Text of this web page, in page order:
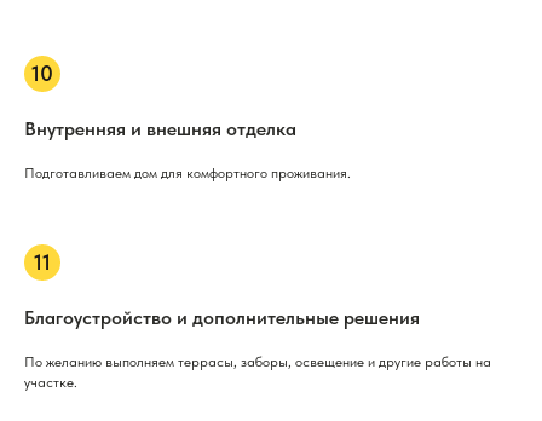
Внутренняя и внешняя отделка
Подготавливаем дом для комфортного проживания.
Благоустройство и дополнительные решения
По желанию выполняем террасы, заборы, освещение и другие работы на
участке.